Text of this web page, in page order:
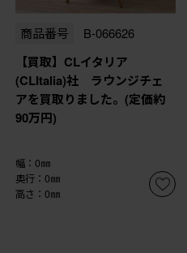
商品番号 B-066626
【買取】CLイタリア
(CLItalia)社 ラウンジチェ
アを買取りました。(定価約
90万円)
幅：0㎜
奥行：0㎜
高さ：0㎜